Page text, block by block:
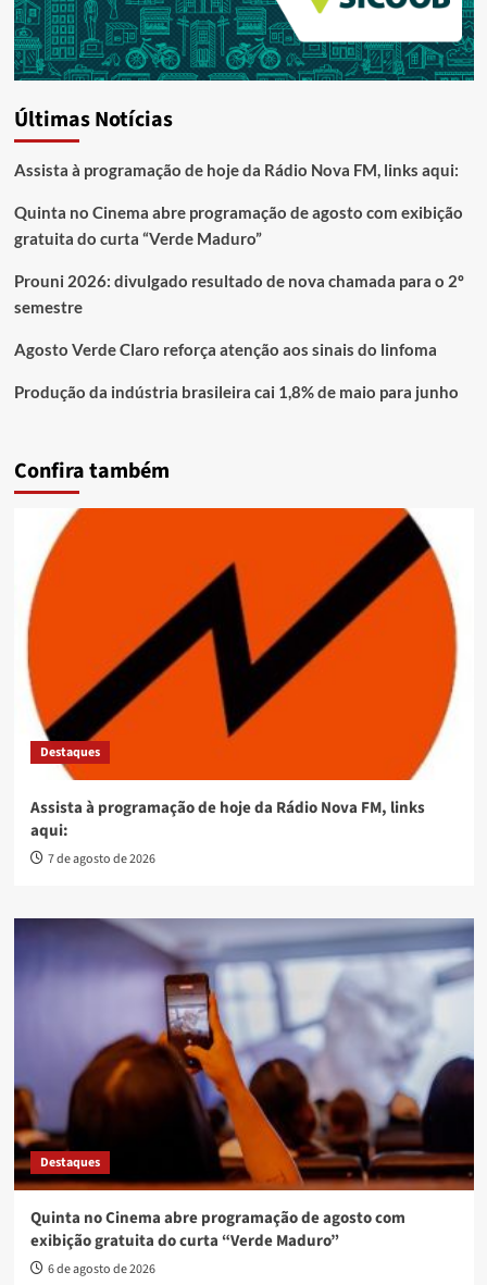
Últimas Notícias
Assista à programação de hoje da Rádio Nova FM, links aqui:
Quinta no Cinema abre programação de agosto com exibição
gratuita do curta “Verde Maduro”
Prouni 2026: divulgado resultado de nova chamada para o 2º
semestre
Agosto Verde Claro reforça atenção aos sinais do linfoma
Produção da indústria brasileira cai 1,8% de maio para junho
Confira também
Destaques
Assista à programação de hoje da Rádio Nova FM, links
aqui:
7 de agosto de 2026
Destaques
Quinta no Cinema abre programação de agosto com
exibição gratuita do curta “Verde Maduro”
6 de agosto de 2026